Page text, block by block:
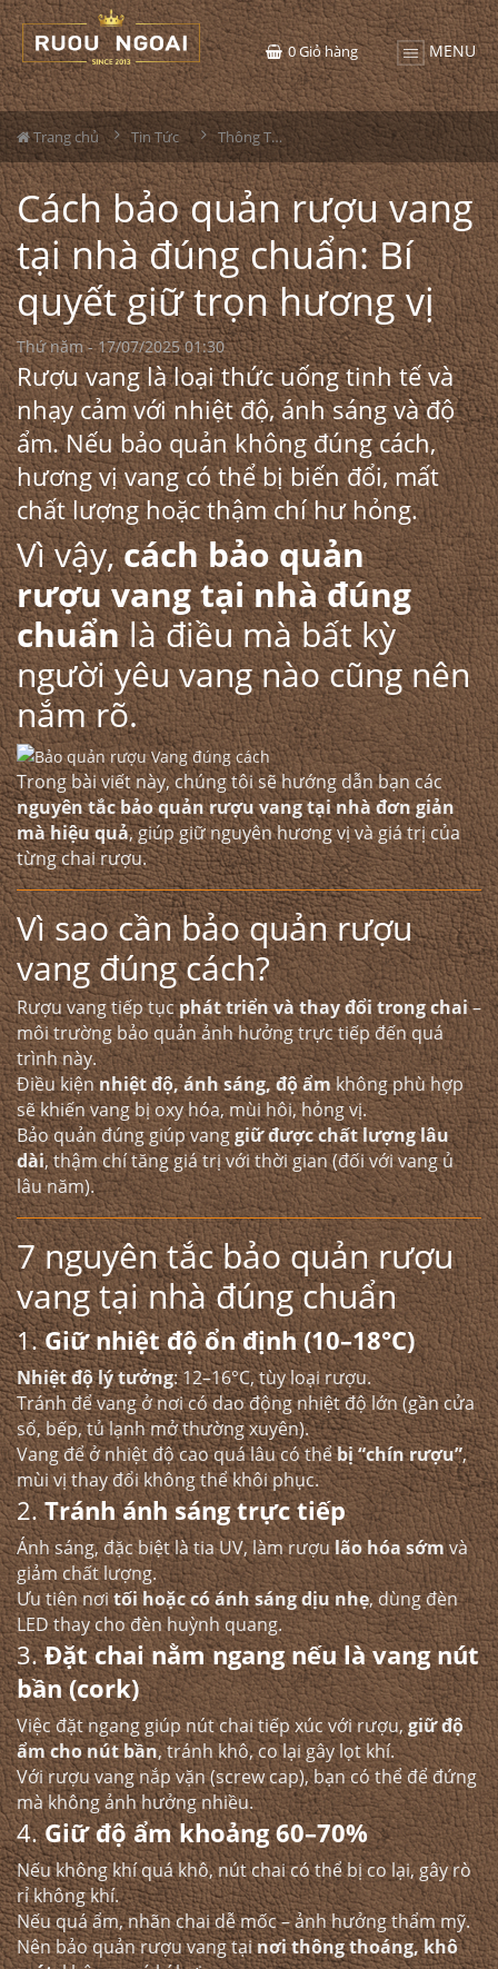
MENU
0Giỏ hàng
Trang chủ Tin Tức Thông Tin Rượu Vang
Cách bảo quản rượu vang
tại nhà đúng chuẩn: Bí
quyết giữ trọn hương vị
Thứ năm - 17/07/2025 01:30
Rượu vang là loại thức uống tinh tế và
nhạy cảm với nhiệt độ, ánh sáng và độ
ẩm. Nếu bảo quản không đúng cách,
hương vị vang có thể bị biến đổi, mất
chất lượng hoặc thậm chí hư hỏng.
Vì vậy,cách bảo quản
rượu vangtại nhà đúng
chuẩnlà điều mà bất kỳ
người yêu vang nào cũng nên
nắm rõ.
Trong bài viết này, chúng tôi sẽ hướng dẫn bạn các
nguyên tắc bảo quản rượu vang tại nhà đơn giản
mà hiệu quả, giúp giữ nguyên hương vị và giá trị của
từng chai rượu.
Vì sao cần bảo quản rượu
vang đúng cách?
Rượu vang tiếp tụcphát triển và thay đổi trong chai–
môi trường bảo quản ảnh hưởng trực tiếp đến quá
trình này.
Điều kiệnnhiệt độ, ánh sáng, độ ẩmkhông phù hợp
sẽ khiến vang bị oxy hóa, mùi hôi, hỏng vị.
Bảo quản đúng giúp vanggiữ được chất lượng lâu
dài, thậm chí tăng giá trị với thời gian (đối với vang ủ
lâu năm).
7 nguyên tắc bảo quản rượu
vang tại nhà đúng chuẩn
1.Giữ nhiệt độ ổn định (10–18°C)
Nhiệt độ lý tưởng: 12–16°C, tùy loại rượu.
Tránh để vang ở nơi có dao động nhiệt độ lớn (gần cửa
sổ, bếp, tủ lạnh mở thường xuyên).
Vang để ở nhiệt độ cao quá lâu có thểbị “chín rượu”,
mùi vị thay đổi không thể khôi phục.
2.Tránh ánh sáng trực tiếp
Ánh sáng, đặc biệt là tia UV, làm rượulão hóa sớmvà
giảm chất lượng.
Ưu tiên nơitối hoặc có ánh sáng dịu nhẹ, dùng đèn
LED thay cho đèn huỳnh quang.
3.Đặt chai nằm ngang nếu là vang nút
bần (cork)
Việc đặt ngang giúp nút chai tiếp xúc với rượu,giữ độ
ẩm cho nút bần, tránh khô, co lại gây lọt khí.
Với rượu vang nắp vặn (screw cap), bạn có thể để đứng
mà không ảnh hưởng nhiều.
4.Giữ độ ẩm khoảng 60–70%
Nếu không khí quá khô, nút chai có thể bị co lại, gây rò
rỉ không khí.
Nếu quá ẩm, nhãn chai dễ mốc – ảnh hưởng thẩm mỹ.
Nên bảo quản rượu vang tạinơi thông thoáng, khô